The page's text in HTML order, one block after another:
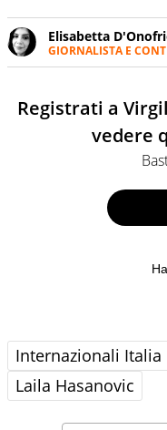
Elisabetta
GIORNALISTA E
Giornalista
suoi protagonisti,
nell'ambito della
destra, oggi si
una classifica
Registrati a
vedere
Internazionali Italia
Laila Hasanovic